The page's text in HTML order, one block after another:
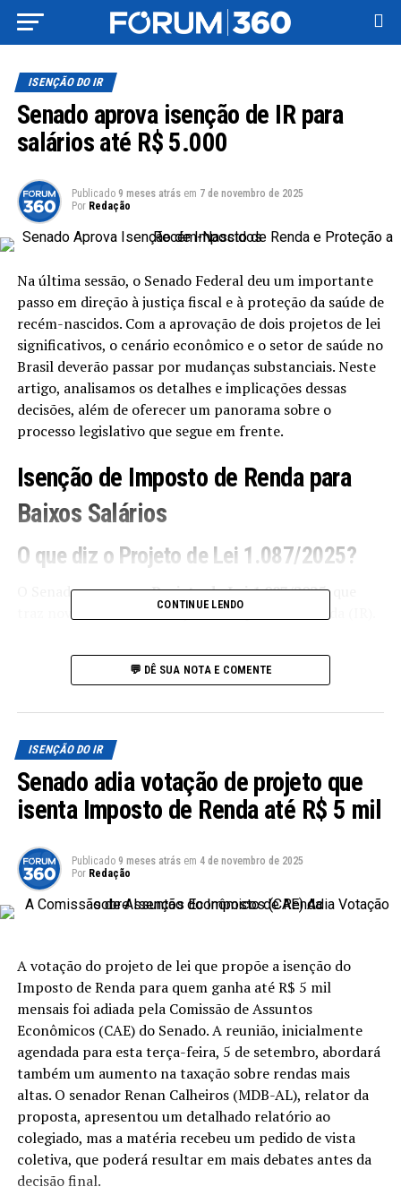
ISENÇÃO DO IR
Senado aprova isenção de IR para
salários até R$ 5.000
Publicado 9 meses atrás em 7 de novembro de 2025
Por Redação
Na última sessão, o Senado Federal deu um importante
passo em direção à justiça fiscal e à proteção da saúde de
recém-nascidos. Com a aprovação de dois projetos de lei
significativos, o cenário econômico e o setor de saúde no
Brasil deverão passar por mudanças substanciais. Neste
artigo, analisamos os detalhes e implicações dessas
decisões, além de oferecer um panorama sobre o
processo legislativo que segue em frente.
Isenção de Imposto de Renda para
Baixos Salários
O que diz o Projeto de Lei 1.087/2025?
O Senado aprovou oProjeto de Lei 1.087/2025, que
traz novidades na tributação do Imposto de Renda (IR).
até R$ 5.000 mensais. Essa medida pode beneficiar
milhões de brasileiros, oferecendo uma folga no
Alterações nas Alíquotas de IR
Além da isenção, a proposta também reduz as alíquotas
do Imposto de Renda para os salários que variam deR$
5.000,01 a R$ 7.350. Essas alterações visam nivelar a
carga tributária e proporcionar alívio financeiro a uma
classe média que frequentemente sente os efeitos
diretos da carga tributária elevada.
Para equilibrar a perda de arrecadação que essas
isenções representarão aos cofres públicos, o projeto
prevê um aumento na taxação sobre as rendas mais
altas, especificamente aquelas superiores aR$ 600.000
anuais. Essa medida é uma tentativa de garantir que
aqueles que possuem maior capacidade financeira
contribuam de maneira justa para o sistema.
Leia Também: Congresso retoma
atividades com pautas sobre
impostos e cassações
CONTINUE LENDO
💬 DÊ SUA NOTA E COMENTE
ISENÇÃO DO IR
Senado adia votação de projeto que
isenta Imposto de Renda até R$ 5 mil
Publicado 9 meses atrás em 4 de novembro de 2025
Por Redação
A votação do projeto de lei que propõe a isenção do
Imposto de Renda para quem ganha até R$ 5 mil
mensais foi adiada pela Comissão de Assuntos
Econômicos (CAE) do Senado. A reunião, inicialmente
agendada para esta terça-feira, 5 de setembro, abordará
também um aumento na taxação sobre rendas mais
altas. O senador Renan Calheiros (MDB-AL), relator da
proposta, apresentou um detalhado relatório ao
colegiado, mas a matéria recebeu um pedido de vista
coletiva, que poderá resultar em mais debates antes da
decisão final.